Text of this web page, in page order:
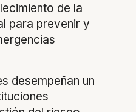
de la
para prevenir y
desempeñan un